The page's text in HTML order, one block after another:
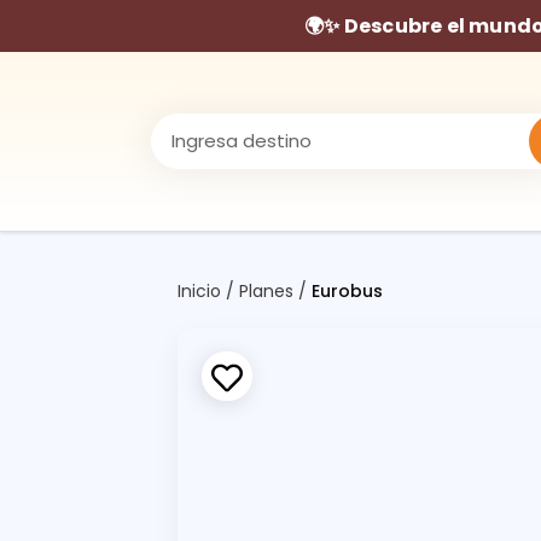
🌍✨ Descubre el
Inicio / Planes / Eurobus